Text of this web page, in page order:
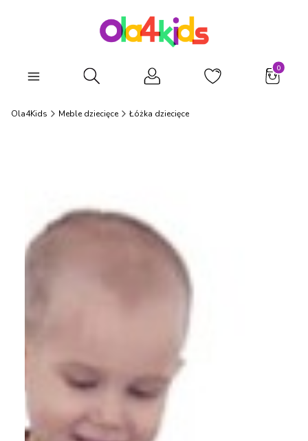
Otwórz wyszukiwarkę
Ola4Kids Meble dziecięce Łóżka dziecięce